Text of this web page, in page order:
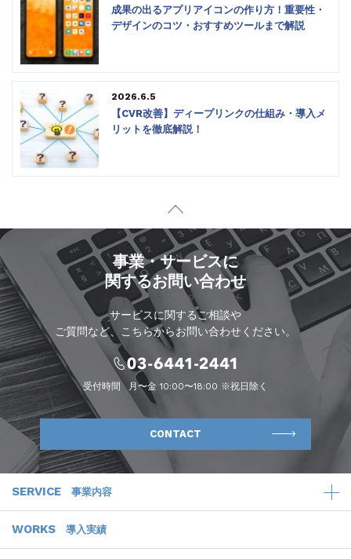
成果の出るアプリアイコンの作り方！重要性・
デザインのコツ・おすすめツールまで解説
2026.6.5
【CVR改善】ディープリンクの仕組み・導入メ
リットを徹底解説！
事業・サービスに
関するお問い合わせ
サービスに関するご相談や
ご質問など、こちらからお問い合わせください。
受付時間 月〜金 10:00〜18:00 ※祝日除く
CONTACT
SERVICE 事業内容
WORKS 導入実績